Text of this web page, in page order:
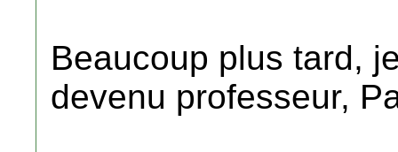
Beaucoup plus tard,
devenu professeur,